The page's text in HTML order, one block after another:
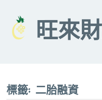
content
旺來
標籤: 二胎融資